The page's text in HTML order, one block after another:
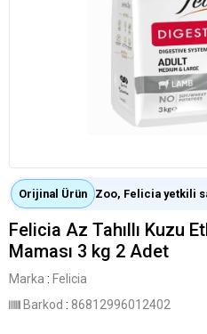
Orijinal Ürün Zoo, Felicia yetkili
Felicia Az Tahıllı Kuzu
Maması 3 kg 2 Adet
Marka : Felicia
Barkod : 86812996012402